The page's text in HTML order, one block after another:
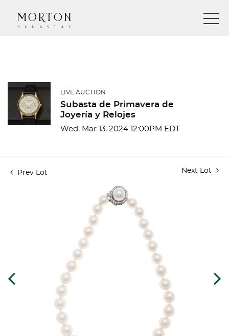
LIVE AUCTION
Subasta de Primavera de
Joyería y Relojes
Wed, Mar 13, 2024 12:00PM EDT
Prev Lot Next Lot